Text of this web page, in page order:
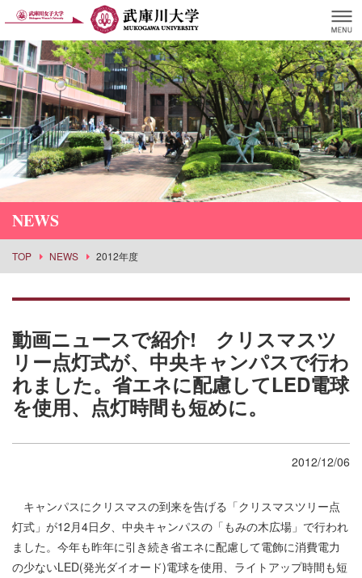
NEWS
TOP NEWS 2012年度
動画ニュースで紹介! クリスマスツ
リー点灯式が、中央キャンパスで行わ
れました。省エネに配慮してLED電球
を使用、点灯時間も短めに。
2012/12/06
キャンパスにクリスマスの到来を告げる「クリスマスツリー点
灯式」が12月4日夕、中央キャンパスの「もみの木広場」で行われ
ました。今年も昨年に引き続き省エネに配慮して電飾に消費電力
の少ないLED(発光ダイオード)電球を使用、ライトアップ時間も短